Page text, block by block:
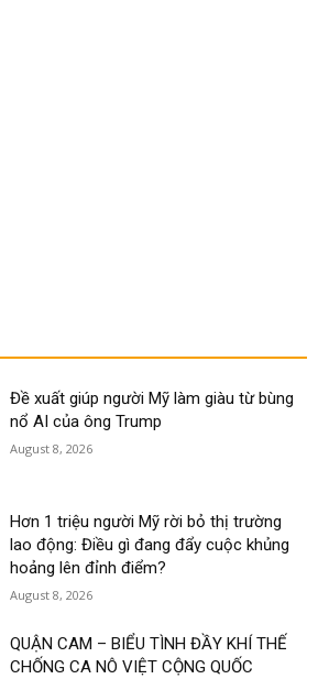
Đề xuất giúp người Mỹ làm giàu từ bùng
nổ AI của ông Trump
August 8, 2026
Hơn 1 triệu người Mỹ rời bỏ thị trường
lao động: Điều gì đang đẩy cuộc khủng
hoảng lên đỉnh điểm?
August 8, 2026
QUẬN CAM – BIỂU TÌNH ĐẦY KHÍ THẾ
CHỐNG CA NÔ VIỆT CỘNG QUỐC